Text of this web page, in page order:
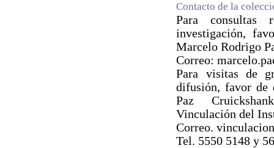
Contacto de la
Para consultas
investigación,
Marcelo Rodrigo
Correo:
Para visitas de
difusión, favor
Paz
Vinculación del
Correo.
Tel. 5550 5148 y